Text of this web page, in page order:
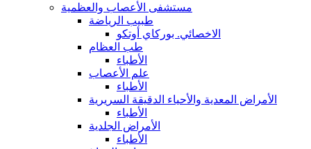
مستشفى الأعصاب والعظمية
طبيب الرياضة
الاخصائي. بوركاي أوتكو
طب العظام
الأطباء
علم الأعصاب
الأطباء
الأمراض المعدية والأحياء الدقيقة السريرية
الأطباء
الأمراض الجلدية
الأطباء